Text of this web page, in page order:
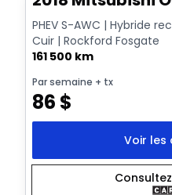
PHEV S-AWC | Hybride
Cuir | Rockford Fosgate
161 500 km
Par semaine + tx
86 $
Voir les